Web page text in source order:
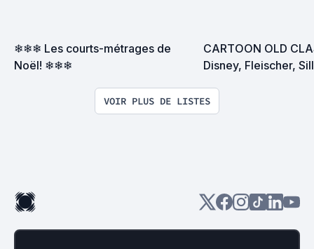
❄❄❄ Les courts-métrages de
Noël! ❄❄❄
CARTOON OLD
Disney, Fleischer,
VOIR PLUS DE LISTES